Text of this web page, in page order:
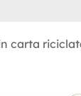
carta